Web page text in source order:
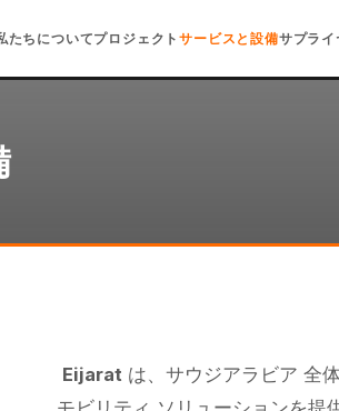
たちについてプロジェクトサービスと設備サプライ
Eijarat は、サウジアラビア 全